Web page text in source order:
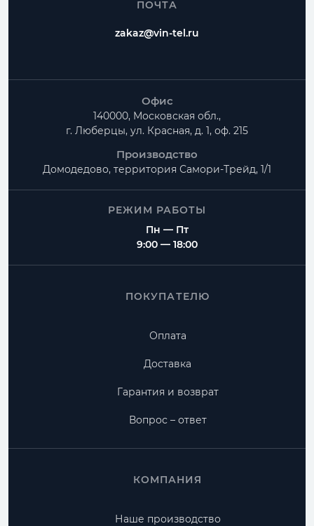
ПОЧТА
zakaz@vin-tel.ru
Офис
140000, Московская обл.,
г. Люберцы, ул. Красная, д. 1, оф. 215
Производство
Домодедово, территория Самори-Трейд, 1/1
РЕЖИМ РАБОТЫ
Пн — Пт
9:00 — 18:00
ПОКУПАТЕЛЮ
Оплата
Доставка
Гарантия и возврат
Вопрос – ответ
КОМПАНИЯ
Наше производство